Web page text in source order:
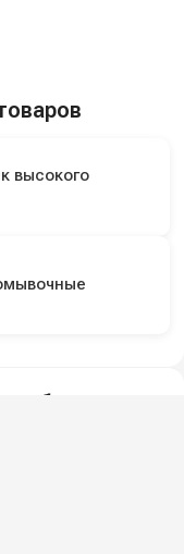
высокого
и будьте в